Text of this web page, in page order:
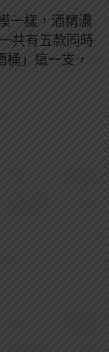
一樣，酒精濃
共有五款同時
」這一支，